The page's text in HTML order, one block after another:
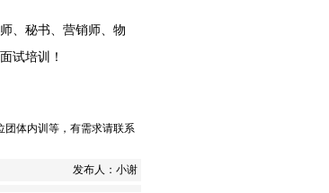
、秘书、营销师、 物
试培训 ！
团体内训 等，有需求请联系
发布人： 小谢